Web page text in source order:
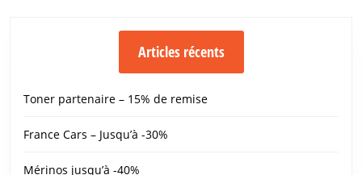
Articles récents
Toner partenaire – 15% de remise
France Cars – Jusqu’à -30%
Mérinos jusqu’à -40%